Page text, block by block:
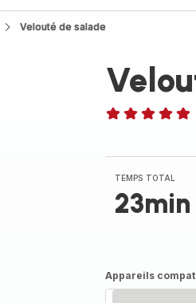
Velouté de salade
TEMPS TOTAL
23min
Appareils